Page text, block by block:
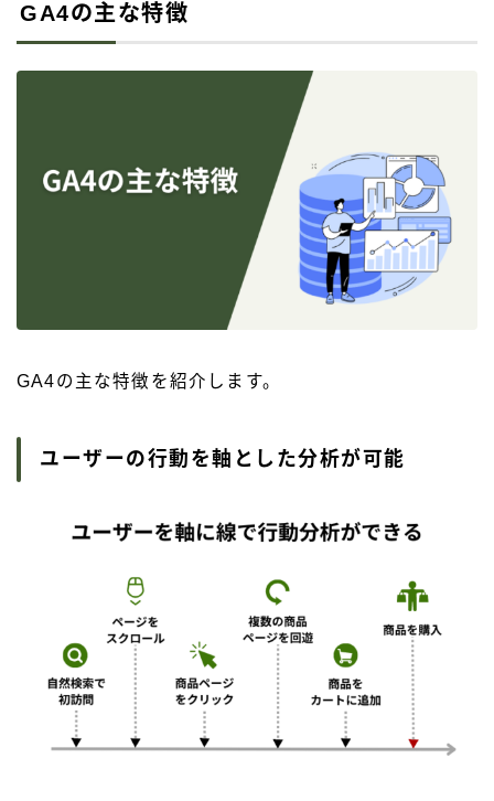
GA4の主な特徴
GA4の主な特徴を紹介します。
ユーザーの行動を軸とした分析が可能